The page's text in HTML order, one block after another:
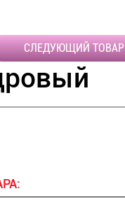
СЛЕДУЮЩИЙ ТОВАР